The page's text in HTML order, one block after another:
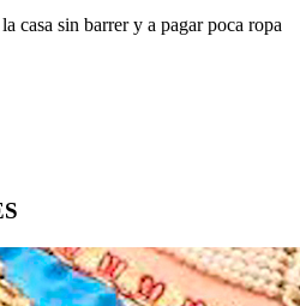
casa sin barrer y a pagar poca ropa